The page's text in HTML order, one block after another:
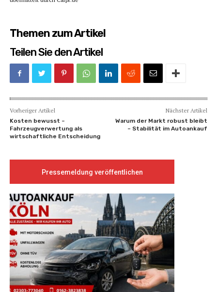
Themen zum Artikel
Teilen Sie den Artikel
Vorheriger Artikel
Kosten bewusst –
Fahrzeugverwertung als
wirtschaftliche Entscheidung
Nächster Artikel
Warum der Markt robust bleibt
– Stabilität im Autoankauf
Pressemeldung veröffentlichen